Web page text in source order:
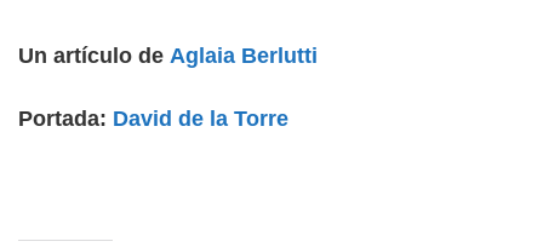
Un artículo de Aglaia Berlutti
Portada: David de la Torre